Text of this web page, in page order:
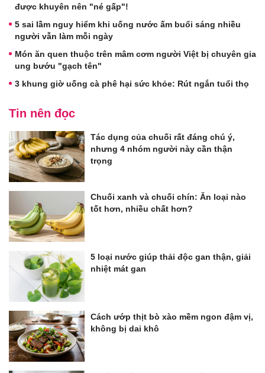
được khuyên nên "né gấp"!
5 sai lầm nguy hiểm khi uống nước ấm buổi sáng nhiều
người vẫn làm mỗi ngày
Món ăn quen thuộc trên mâm cơm người Việt bị chuyên gia
ung bướu "gạch tên"
3 khung giờ uống cà phê hại sức khỏe: Rút ngắn tuổi thọ
Tin nên đọc
Tác dụng của chuối rất đáng chú ý,
nhưng 4 nhóm người này cần thận
trọng
Chuối xanh và chuối chín: Ăn loại nào
tốt hơn, nhiều chất hơn?
5 loại nước giúp thải độc gan thận, giải
nhiệt mát gan
Cách ướp thịt bò xào mềm ngon đậm vị,
không bị dai khô